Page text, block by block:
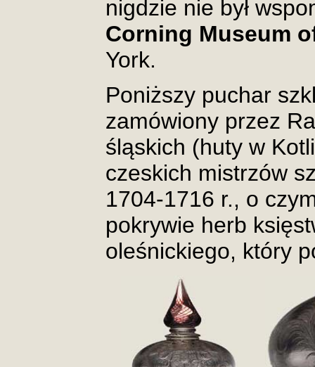
nigdzie nie był
Corning Museum
York.
Poniższy puchar
zamówiony przez
śląskich (huty w
czeskich mistrzów
1704-1716 r., o
pokrywie herb
oleśnickiego, który